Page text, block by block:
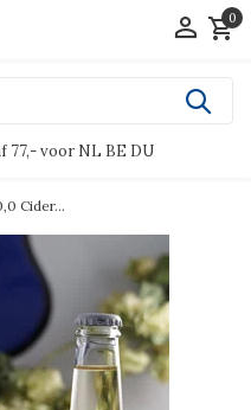
0
77,- voor NL BE DU
Cider...